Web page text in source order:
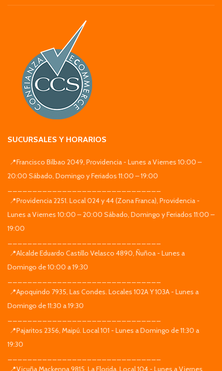
SUCURSALES Y HORARIOS
📍Francisco Bilbao 2049, Providencia - Lunes a Viernes 10:00 –
20:00 Sábado, Domingo y Feriados 11:00 – 19:00
📍Providencia 2251. Local 024 y 44 (Zona Franca), Providencia -
Lunes a Viernes 10:00 – 20:00 Sábado, Domingo y Feriados 11:00 –
19:00
📍Alcalde Eduardo Castillo Velasco 4890, Ñuñoa - Lunes a
Domingo de 10:00 a 19:30
📍Apoquindo 7935, Las Condes. Locales 102A Y 103A - Lunes a
Domingo de 11:30 a 19:30
📍Pajaritos 2356, Maipú. Local 101 - Lunes a Domingo de 11:30 a
19:30
📍Vicuña Mackenna 9815, La Florida. Local 104 - Lunes a Viernes